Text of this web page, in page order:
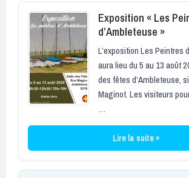
Exposition « Les
d’Ambleteuse »
L’exposition Les Peintres
aura lieu du 5 au 13 août
des fêtes d’Ambleteuse,
Maginot. Les visiteurs
…
Lire la suite »